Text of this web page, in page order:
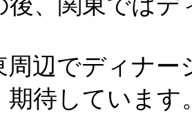
周辺でディナ
期待しています